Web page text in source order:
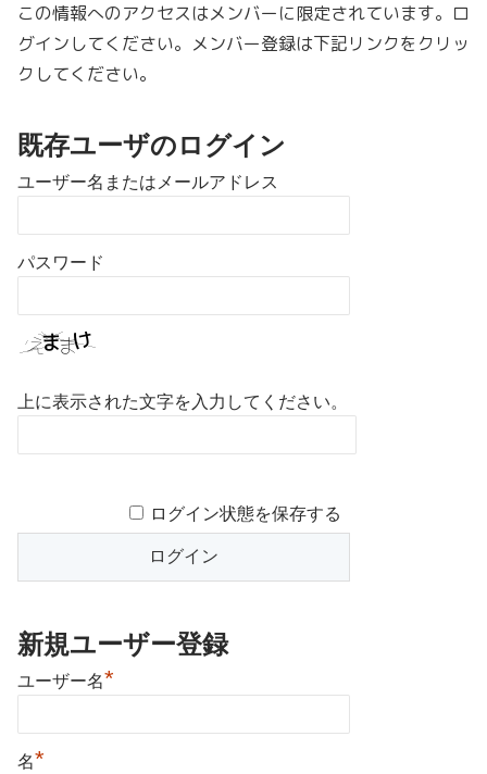
この情報へのアクセスはメンバーに限定されています。ロ
グインしてください。メンバー登録は下記リンクをクリッ
クしてください。
既存ユーザのログイン
ユーザー名またはメールアドレス
パスワード
上に表示された文字を入力してください。
ログイン状態を保存する
新規ユーザー登録
ユーザー名*
名*